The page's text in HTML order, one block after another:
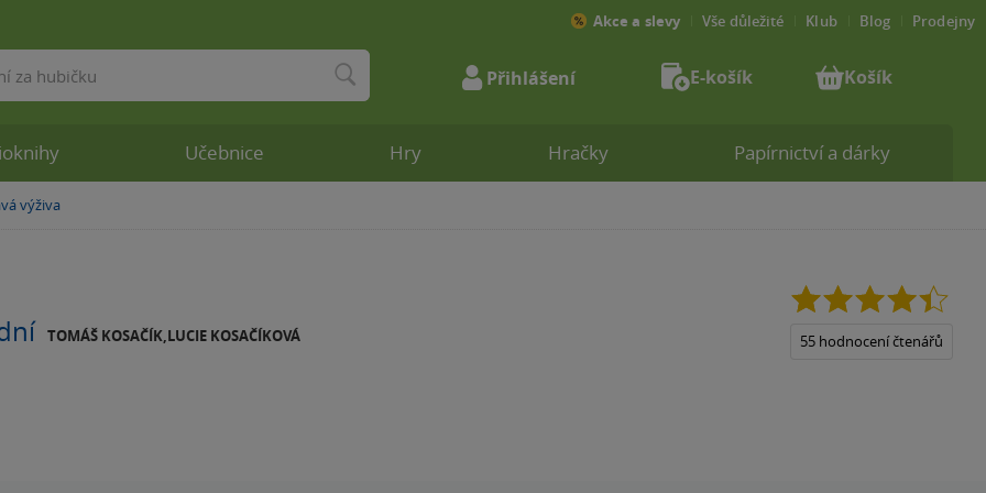
výživa
TOMÁŠ KOSAČÍK,LUCIE KOSAČÍKOVÁ
4.4
55 hodnocení čtenářů
Učebnice Hry Hračky Papírnictví a dárky
Akce a slevy Vše důležité Klub Blog Prodejny
Přihlášení E-košík Košík